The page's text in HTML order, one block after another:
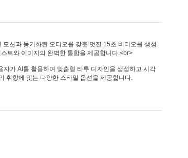
션과 동기화된 오디오를 갖춘 멋진 15초 비디오를 생성
트와 이미지의 완벽한 통합을 제공합니다.<br>
자가 AI를 활용하여 맞춤형 타투 디자인을 생성하고 시각
취향에 맞는 다양한 스타일 옵션을 제공합니다.